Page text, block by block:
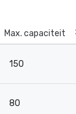
Max. capaciteit
150
80